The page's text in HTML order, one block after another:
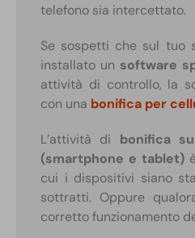
telefono sia intercettato.
Se sospetti che sul tuo
installato un software
attività di controllo, la
con una bonifica per
L’attività di bonifica
(smartphone e tablet)
cui i dispositivi siano
sottratti. Oppure
corretto funzionamento